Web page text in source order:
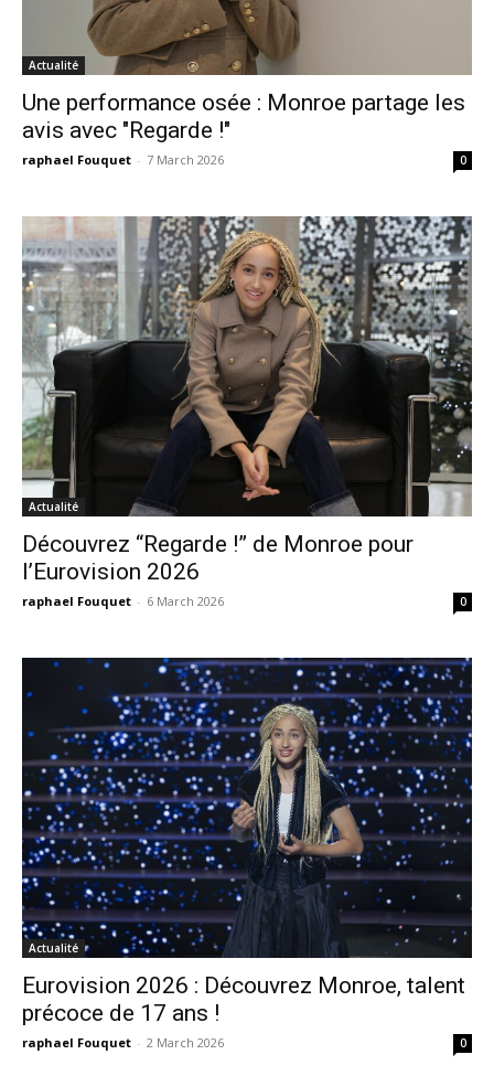
Actualité
Une performance osée : Monroe partage les
avis avec "Regarde !"
raphael Fouquet - 7 March 2026 0
Actualité
Découvrez “Regarde !” de Monroe pour
l’Eurovision 2026
raphael Fouquet - 6 March 2026 0
Actualité
Eurovision 2026 : Découvrez Monroe, talent
précoce de 17 ans !
raphael Fouquet - 2 March 2026 0